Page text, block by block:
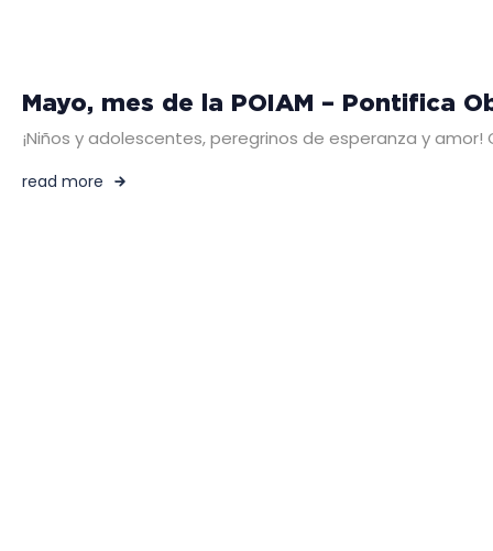
Mayo, mes de la POIAM – Pontifica
¡Niños y adolescentes, peregrinos de esperanza y
read more